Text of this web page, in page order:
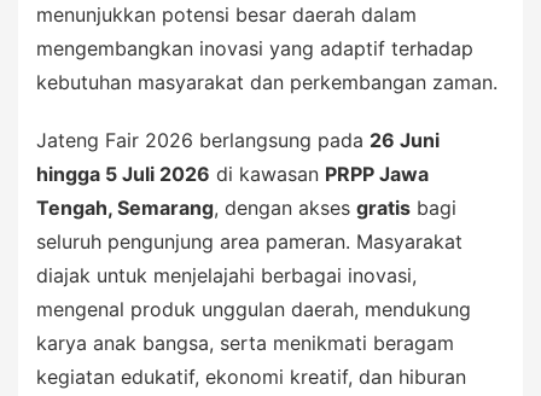
menunjukkan potensi besar daerah dalam
mengembangkan inovasi yang adaptif terhadap
kebutuhan masyarakat dan perkembangan zaman.
Jateng Fair 2026 berlangsung pada 26 Juni
hingga 5 Juli 2026 di kawasan PRPP Jawa
Tengah, Semarang, dengan akses gratis bagi
seluruh pengunjung area pameran. Masyarakat
diajak untuk menjelajahi berbagai inovasi,
mengenal produk unggulan daerah, mendukung
karya anak bangsa, serta menikmati beragam
kegiatan edukatif, ekonomi kreatif, dan hiburan